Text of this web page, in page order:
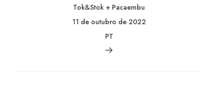
Tok&Stok + Pacaembu
11 de outubro de 2022
PT